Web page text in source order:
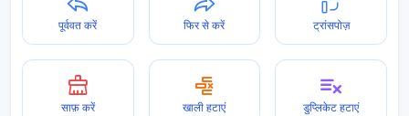
पूर्ववत करें फिर से करें ट्रांसपोज़
साफ़ करें खाली हटाएं डुप्लिकेट हटाएं